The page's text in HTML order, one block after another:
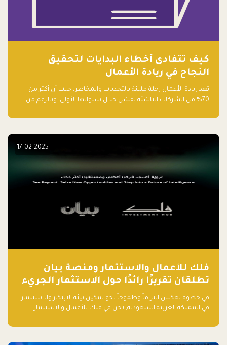
كيف تتفادى أخطاء البدايات لتحقيق
النجاح في ريادة الأعمال
تعد ريادة الأعمال رحلة مليئة بالتحديات والمخاطر، حيث أن أكثر من
70% من الشركات الناشئة تفشل خلال سنواتها الأولى. وبالرغم من
الكثيرون في بداية رحلتهم، وهي التي قد تعرقل نجاحهم. في هذا
17-02-2025
فلك للأعمال والاستثمار ومنصة بيان
تطلقان تقريرًا رائدًا حول الاستثمار الجريء
في الذكاء الاصطناعي بالمملكة العربية
السعودية
في خطوة تعكس التزاماً وطموحاً نحو تمكين بيئة الابتكار والاستثمار
في المملكة العربية السعودية, نحن في فلك للأعمال والاستثمار
الذكاء الاصطناعي: خارطة الطريق للمستثمرين ورواد الأعمال في